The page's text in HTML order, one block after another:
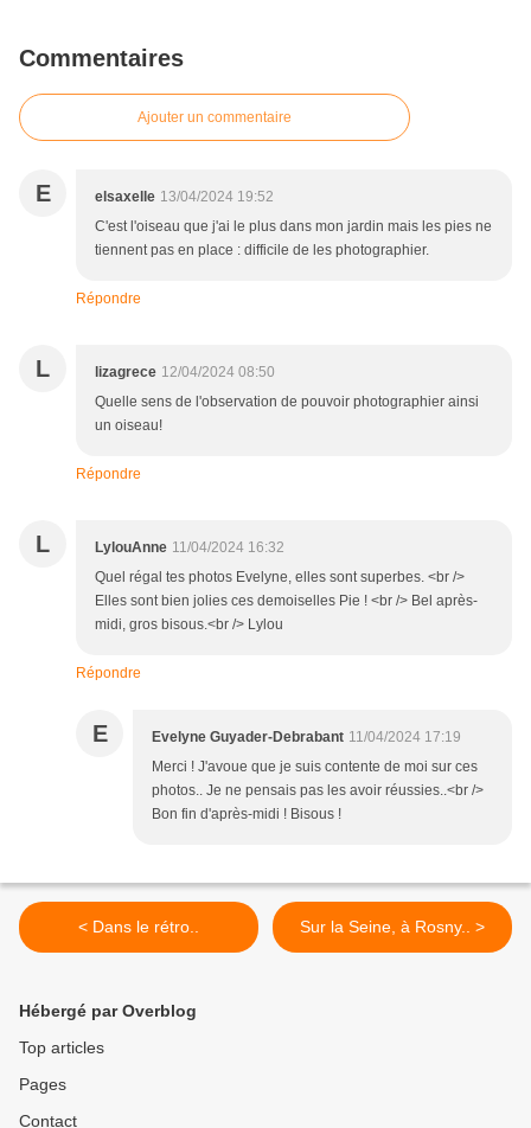
Commentaires
Ajouter un commentaire
E elsaxelle 13/04/2024 19:52
C'est l'oiseau que j'ai le plus dans mon jardin mais les pies ne
tiennent pas en place : difficile de les photographier.
Répondre
L lizagrece 12/04/2024 08:50
Quelle sens de l'observation de pouvoir photographier ainsi
un oiseau!
Répondre
L LylouAnne 11/04/2024 16:32
Quel régal tes photos Evelyne, elles sont superbes. <br />
Elles sont bien jolies ces demoiselles Pie ! <br /> Bel après-
midi, gros bisous.<br /> Lylou
Répondre
E Evelyne Guyader-Debrabant 11/04/2024 17:19
Merci ! J'avoue que je suis contente de moi sur ces
photos.. Je ne pensais pas les avoir réussies..<br />
Bon fin d'après-midi ! Bisous !
< Dans le rétro.. Sur la Seine, à Rosny.. >
Hébergé par Overblog
Top articles
Pages
Contact